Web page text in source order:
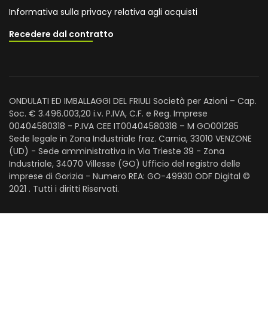
Informativa sulla privacy relativa agli acquisti
Recedere dal contratto
ONDULATI ED IMBALLAGGI DEL FRIULI Società per Azioni – Cap.
Soc. € 3.496.003,20 i.v. P.IVA, C.F. e Reg. Imprese
00404580318 - P.IVA CEE IT00404580318 – M GO001285
Sede legale in Zona Industriale fraz. Carnia, 33010 VENZONE
(UD) - Sede amministrativa in Via Trieste 39 - Zona
Industriale, 34070 Villesse (GO) Ufficio del registro delle
imprese di Gorizia - Numero REA: GO-49930 ODF Digital ©
2021 . Tutti i diritti Riservati.